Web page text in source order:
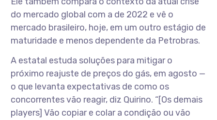
do mercado global com a de 2022 e vê o
mercado brasileiro, hoje, em um outro estágio de
maturidade e menos dependente da Petrobras.
A estatal estuda soluções para mitigar o
próximo reajuste de preços do gás, em agosto —
o que levanta expectativas de como os
concorrentes vão reagir, diz Quirino. “[Os demais
players] Vão copiar e colar a condição ou vão